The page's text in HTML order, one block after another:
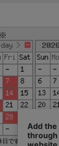
です。